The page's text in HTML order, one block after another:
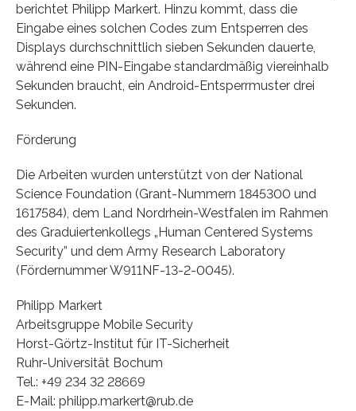
berichtet Philipp Markert. Hinzu kommt, dass die
Eingabe eines solchen Codes zum Entsperren des
Displays durchschnittlich sieben Sekunden dauerte,
während eine PIN-Eingabe standardmäßig viereinhalb
Sekunden braucht, ein Android-Entsperrmuster drei
Sekunden.
Förderung
Die Arbeiten wurden unterstützt von der National
Science Foundation (Grant-Nummern 1845300 und
1617584), dem Land Nordrhein-Westfalen im Rahmen
des Graduiertenkollegs „Human Centered Systems
Security” und dem Army Research Laboratory
(Fördernummer W911NF-13-2-0045).
Philipp Markert
Arbeitsgruppe Mobile Security
Horst-Görtz-Institut für IT-Sicherheit
Ruhr-Universität Bochum
Tel.: +49 234 32 28669
E-Mail: philipp.markert@rub.de